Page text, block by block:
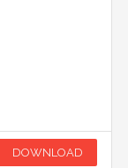
DOWNLOAD